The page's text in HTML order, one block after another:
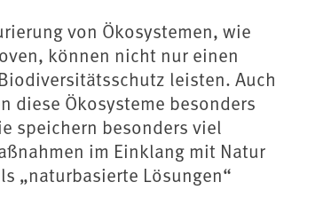
von Ökosystemen, wie
können nicht nur einen
leisten. Auch
diese Ökosysteme besonders
speichern besonders viel
im Einklang mit Natur
„naturbasierte Lösungen“